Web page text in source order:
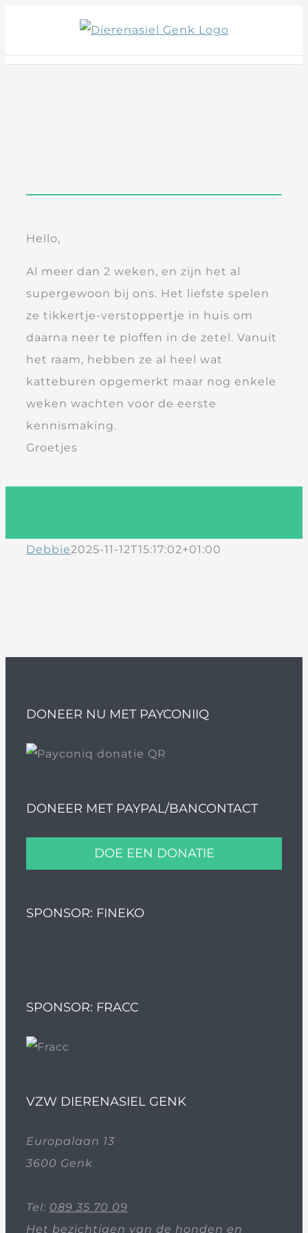
content
Hello,
Al meer dan 2 weken, en zijn het al
supergewoon bij ons. Het liefste spelen
ze tikkertje-verstoppertje in huis om
daarna neer te ploffen in de zetel. Vanuit
het raam, hebben ze al heel wat
katteburen opgemerkt maar nog enkele
weken wachten voor de eerste
kennismaking.
Groetjes
Debbie2025-11-12T15:17:02+01:00
DONEER NU MET PAYCONIIQ
DONEER MET PAYPAL/BANCONTACT
DOE EEN DONATIE
SPONSOR: FINEKO
SPONSOR: FRACC
VZW DIERENASIEL GENK
Europalaan 13
3600 Genk
Tel: 089 35 70 09
Het bezichtigen van de honden en